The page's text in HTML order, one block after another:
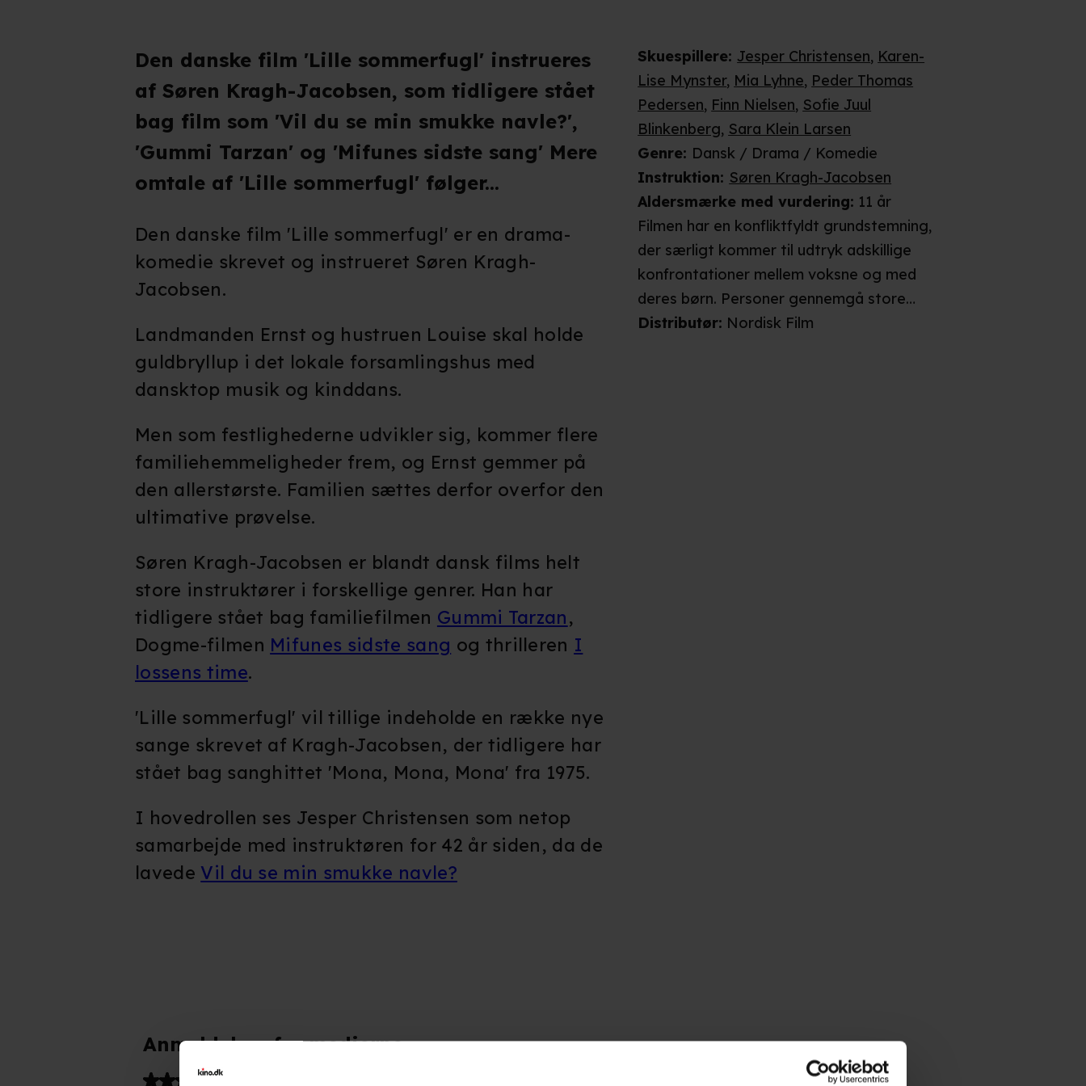
Anmeldelser fra medierne
Skuespillere: Jesper Christensen, Karen-
Lise Mynster, Mia Lyhne, Peder Thomas
Pedersen, Finn Nielsen, Sofie Juul
Blinkenberg, Sara Klein Larsen
Genre: Dansk / Drama / Komedie
Instruktion: Søren Kragh-Jacobsen
Aldersmærke med vurdering: 11 år
Filmen har en konfliktfyldt grundstemning,
der særligt kommer til udtryk adskillige
konfrontationer mellem voksne og med
deres børn. Personer gennemgå store
personlige kriser, bryder sammen og udviser
Distributør: Nordisk Film
Den danske film 'Lille sommerfugl' instrueres
af Søren Kragh-Jacobsen, som tidligere stået
bag film som 'Vil du se min smukke navle?',
'Gummi Tarzan' og 'Mifunes sidste sang' Mere
omtale af 'Lille sommerfugl' følger...
Den danske film 'Lille sommerfugl' er en drama-
komedie skrevet og instrueret Søren Kragh-
Jacobsen.
Landmanden Ernst og hustruen Louise skal holde
guldbryllup i det lokale forsamlingshus med
dansktop musik og kinddans.
Men som festlighederne udvikler sig, kommer flere
familiehemmeligheder frem, og Ernst gemmer på
den allerstørste. Familien sættes derfor overfor den
ultimative prøvelse.
Søren Kragh-Jacobsen er blandt dansk films helt
store instruktører i forskellige genrer. Han har
tidligere stået bag familiefilmen Gummi Tarzan,
Dogme-filmen Mifunes sidste sang og thrilleren I
lossens time.
'Lille sommerfugl' vil tillige indeholde en række nye
sange skrevet af Kragh-Jacobsen, der tidligere har
stået bag sanghittet 'Mona, Mona, Mona' fra 1975.
I hovedrollen ses Jesper Christensen som netop
samarbejde med instruktøren for 42 år siden, da de
lavede Vil du se min smukke navle?